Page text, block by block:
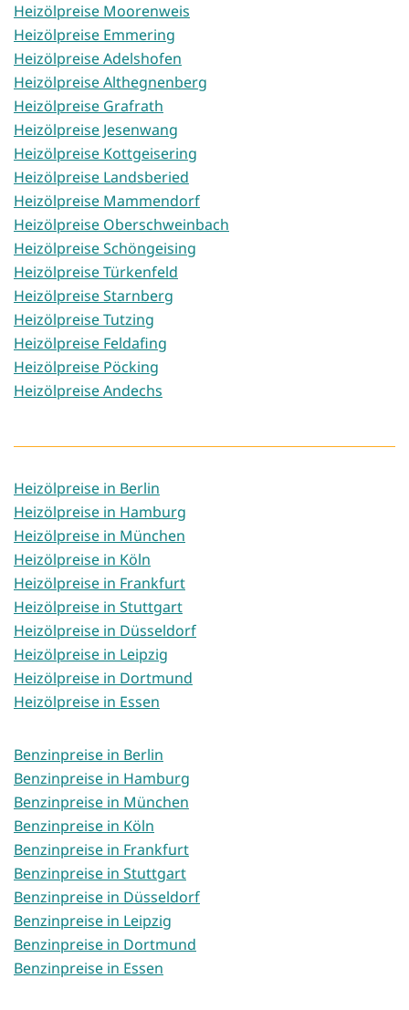
Heizölpreise Moorenweis
Heizölpreise Emmering
Heizölpreise Adelshofen
Heizölpreise Althegnenberg
Heizölpreise Grafrath
Heizölpreise Jesenwang
Heizölpreise Kottgeisering
Heizölpreise Landsberied
Heizölpreise Mammendorf
Heizölpreise Oberschweinbach
Heizölpreise Schöngeising
Heizölpreise Türkenfeld
Heizölpreise Starnberg
Heizölpreise Tutzing
Heizölpreise Feldafing
Heizölpreise Pöcking
Heizölpreise Andechs
Heizölpreise in Berlin
Heizölpreise in Hamburg
Heizölpreise in München
Heizölpreise in Köln
Heizölpreise in Frankfurt
Heizölpreise in Stuttgart
Heizölpreise in Düsseldorf
Heizölpreise in Leipzig
Heizölpreise in Dortmund
Heizölpreise in Essen
Benzinpreise in Berlin
Benzinpreise in Hamburg
Benzinpreise in München
Benzinpreise in Köln
Benzinpreise in Frankfurt
Benzinpreise in Stuttgart
Benzinpreise in Düsseldorf
Benzinpreise in Leipzig
Benzinpreise in Dortmund
Benzinpreise in Essen